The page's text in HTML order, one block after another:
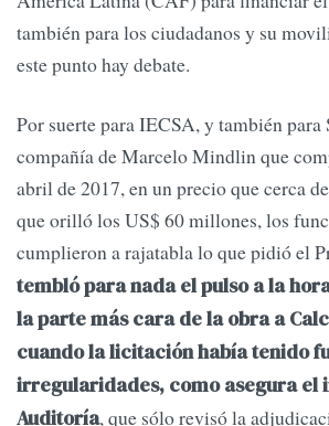
también para los ciudadanos y su
este punto hay debate.
Por suerte para IECSA, y también para
compañía de Marcelo Mindlin que
abril de 2017, en un precio que cerca
que orilló los US$ 60 millones, los
cumplieron a rajatabla lo que pidió el
tembló para nada el pulso a la
la parte más cara de la obra a
cuando la licitación había tenido
irregularidades, como asegura el
Auditoría, que sólo revisó la